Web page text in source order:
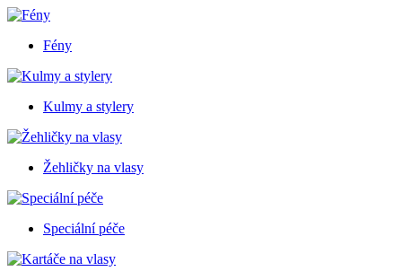
Fény
Kulmy a stylery
Žehličky na vlasy
Speciální péče